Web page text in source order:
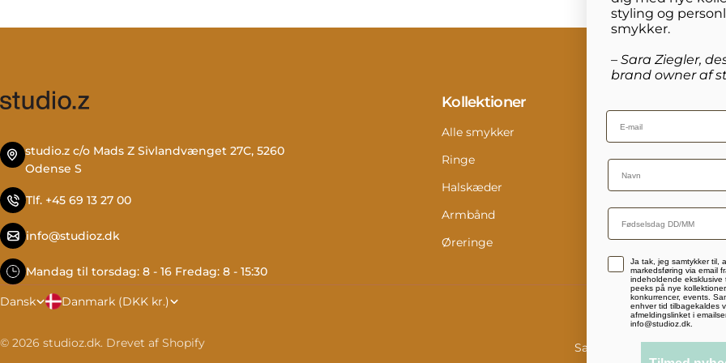
studio.z c/o Mads Z Sivlandvænget 27C, 5260
Odense S
Tlf. +45 69 13 27 00
info@studioz.dk
Mandag til torsdag: 8 - 16 Fredag: 8 - 15:30
Kollektioner
Alle smykker
Ringe
Halskæder
Armbånd
Øreringe
S
p
Dansk
L
a
Danmark (DKK kr.)
© 2026 studioz.dk. Drevet af Shopify Salgs- og
styling og
smykker.
– Sara Ziegler,
brand owner af
Email
Name
Accepterer persondatapolitik
Ja tak, jeg samtykker til,
markedsføring via email
indeholdende eksklusive
peeks på nye
konkurrencer, events.
enhver tid tilbagekaldes
afmeldingslinket i
info@studioz.dk.